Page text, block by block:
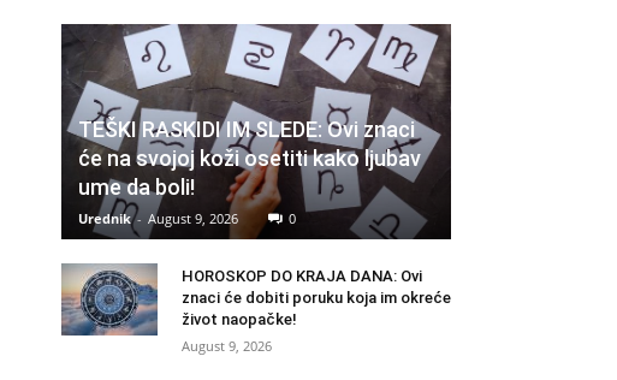
TEŠKI RASKIDI IM SLEDE: Ovi znaci
će na svojoj koži osetiti kako ljubav
ume da boli!
Urednik - August 9, 2026 0
HOROSKOP DO KRAJA DANA: Ovi
znaci će dobiti poruku koja im okreće
život naopačke!
August 9, 2026